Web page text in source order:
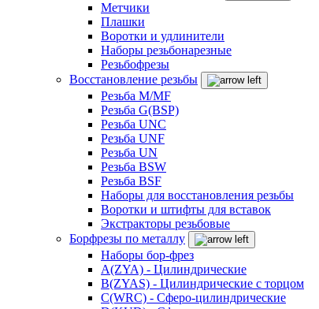
Метчики
Плашки
Воротки и удлинители
Наборы резьбонарезные
Резьбофрезы
Восстановление резьбы
Резьба M/MF
Резьба G(BSP)
Резьба UNC
Резьба UNF
Резьба UN
Резьба BSW
Резьба BSF
Наборы для восстановления резьбы
Воротки и штифты для вставок
Экстракторы резьбовые
Борфрезы по металлу
Наборы бор-фрез
A(ZYA) - Цилиндрические
B(ZYAS) - Цилиндрические с торцом
C(WRC) - Сферо-цилиндрические